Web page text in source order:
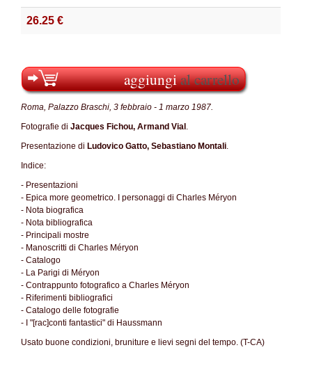
26.25 €
aggiungial carrello
Roma, Palazzo Braschi, 3 febbraio - 1 marzo 1987.
Fotografie di Jacques Fichou, Armand Vial .
Presentazione di Ludovico Gatto, Sebastiano Montali.
Indice:
- Presentazioni
- Epica more geometrico. I personaggi di Charles Méryon
- Nota biografica
- Nota bibliografica
- Principali mostre
- Manoscritti di Charles Méryon
- Catalogo
- La Parigi di Méryon
- Contrappunto fotografico a Charles Méryon
- Riferimenti bibliografici
- Catalogo delle fotografie
- I "[rac]conti fantastici" di Haussmann
Usato buone condizioni, bruniture e lievi segni del tempo. (T-CA)